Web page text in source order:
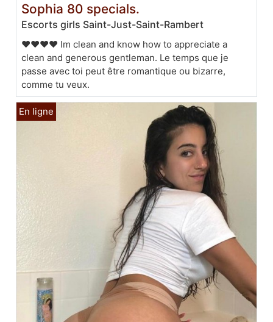
Sophia 80 specials.
Escorts girls Saint-Just-Saint-Rambert
❤❤❤❤ Im clean and know how to appreciate a
clean and generous gentleman. Le temps que je
passe avec toi peut être romantique ou bizarre,
comme tu veux.